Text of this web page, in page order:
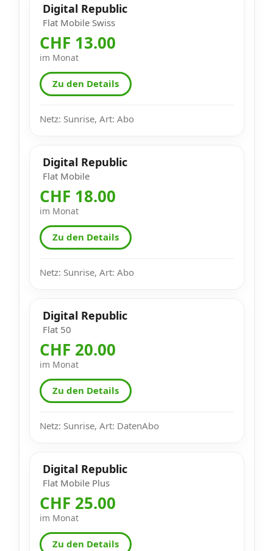
Digital Republic
Flat Mobile Swiss
CHF 13.00
im Monat
Zu den Details
Netz: Sunrise, Art: Abo
Digital Republic
Flat Mobile
CHF 18.00
im Monat
Zu den Details
Netz: Sunrise, Art: Abo
Digital Republic
Flat 50
CHF 20.00
im Monat
Zu den Details
Netz: Sunrise, Art: DatenAbo
Digital Republic
Flat Mobile Plus
CHF 25.00
im Monat
Zu den Details